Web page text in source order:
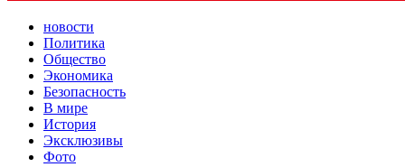
новости
Политика
Общество
Экономика
Безопасность
В мире
История
Эксклюзивы
Фото